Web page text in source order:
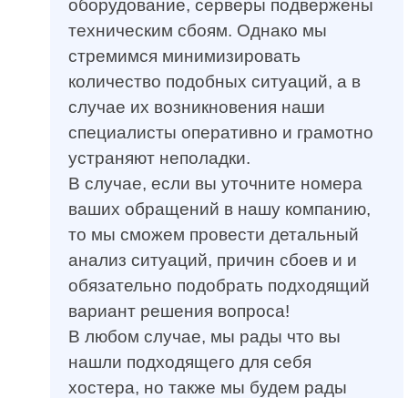
оборудование, серверы подвержены
техническим сбоям. Однако мы
стремимся минимизировать
количество подобных ситуаций, а в
случае их возникновения наши
специалисты оперативно и грамотно
устраняют неполадки.
В случае, если вы уточните номера
ваших обращений в нашу компанию,
то мы сможем провести детальный
анализ ситуаций, причин сбоев и и
обязательно подобрать подходящий
вариант решения вопроса!
В любом случае, мы рады что вы
нашли подходящего для себя
хостера, но также мы будем рады